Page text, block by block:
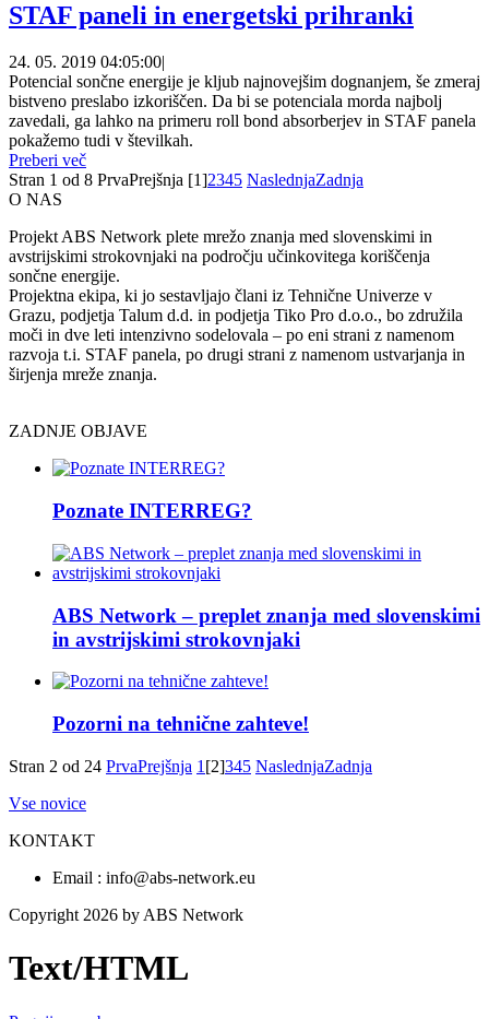
STAF paneli in energetski prihranki
24. 05. 2019 04:05:00|
Potencial sončne energije je kljub najnovejšim dognanjem, še zmeraj
bistveno preslabo izkoriščen. Da bi se potenciala morda najbolj
zavedali, ga lahko na primeru roll bond absorberjev in STAF panela
pokažemo tudi v številkah.
Preberi več
Stran 1 od 8 PrvaPrejšnja [1]2345 NaslednjaZadnja
O NAS
Projekt ABS Network plete mrežo znanja med slovenskimi in
avstrijskimi strokovnjaki na področju učinkovitega koriščenja
sončne energije.
Projektna ekipa, ki jo sestavljajo člani iz Tehnične Univerze v
Grazu, podjetja Talum d.d. in podjetja Tiko Pro d.o.o., bo združila
moči in dve leti intenzivno sodelovala – po eni strani z namenom
razvoja t.i. STAF panela, po drugi strani z namenom ustvarjanja in
širjenja mreže znanja.
ZADNJE OBJAVE
Poznate INTERREG?
ABS Network – preplet znanja med slovenskimi
in avstrijskimi strokovnjaki
Pozorni na tehnične zahteve!
Stran 2 od 24 PrvaPrejšnja 1 [2]345 NaslednjaZadnja
Vse novice
KONTAKT
Email : info@abs-network.eu
Copyright 2026 by ABS Network
Text/HTML